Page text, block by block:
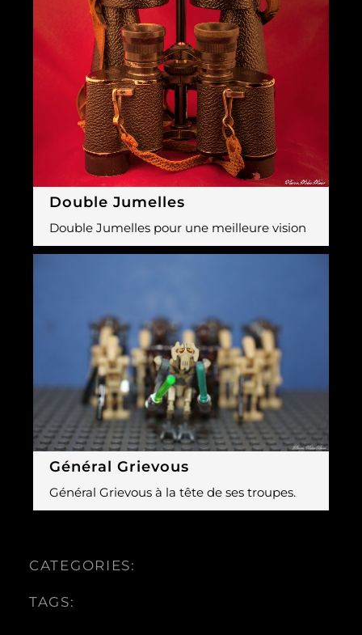
Double Jumelles
Double Jumelles pour une meilleure vision
Général Grievous
Général Grievous à la tête de ses troupes.
CATEGORIES:
TAGS: